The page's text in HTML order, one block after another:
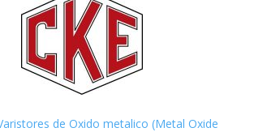
de Oxido metalico (Metal Oxide